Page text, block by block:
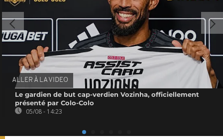
ALLER À LA VIDEO
Le gardien de but cap-verdien Vozinha, officiellement
présenté par Colo-Colo
05/08 - 14:23